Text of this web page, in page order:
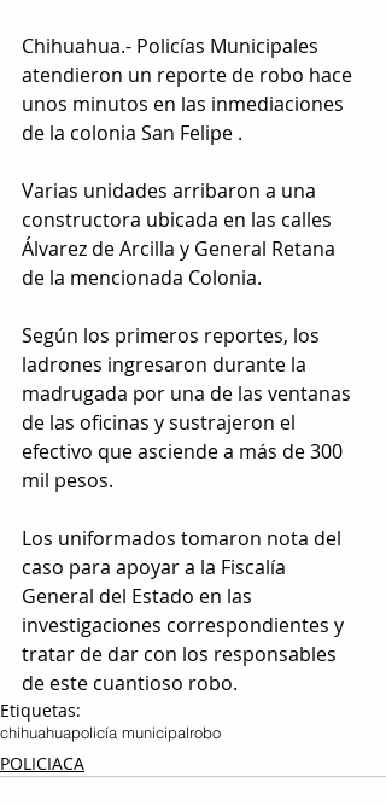
Chihuahua.- Policías Municipales
atendieron un reporte de robo hace
unos minutos en las inmediaciones
de la colonia San Felipe .
Varias unidades arribaron a una
constructora ubicada en las calles
Álvarez de Arcilla y General Retana
de la mencionada Colonia.
Según los primeros reportes, los
ladrones ingresaron durante la
madrugada por una de las ventanas
de las oficinas y sustrajeron el
efectivo que asciende a más de 300
mil pesos.
Los uniformados tomaron nota del
caso para apoyar a la Fiscalía
General del Estado en las
investigaciones correspondientes y
tratar de dar con los responsables
de este cuantioso robo.
Etiquetas:
chihuahuapolicía municipalrobo
POLICIACA